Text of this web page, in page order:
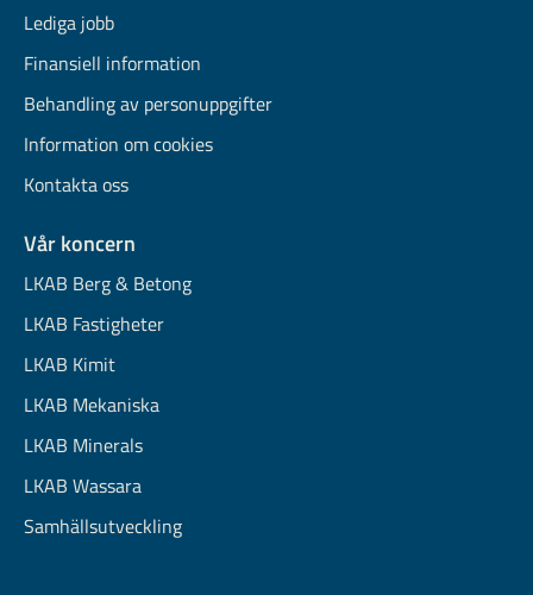
Lediga jobb
Finansiell information
Behandling av personuppgifter
Information om cookies
Kontakta oss
Vår koncern
LKAB Berg & Betong
LKAB Fastigheter
LKAB Kimit
LKAB Mekaniska
LKAB Minerals
LKAB Wassara
Samhällsutveckling